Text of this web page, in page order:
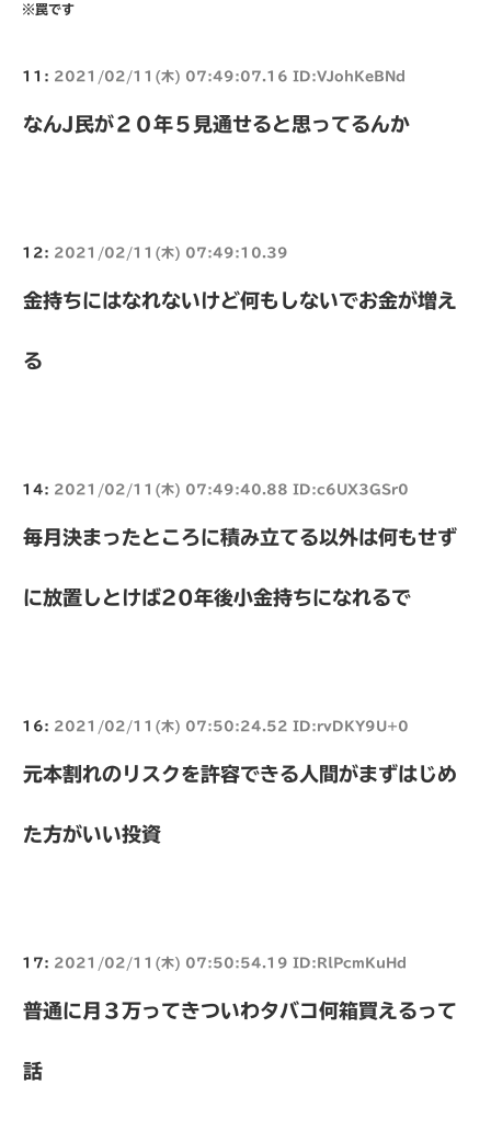
※罠です
11: 2021/02/11(木) 07:49:07.16 ID:VJohKeBNd
なんJ民が２０年５見通せると思ってるんか
12: 2021/02/11(木) 07:49:10.39
金持ちにはなれないけど何もしないでお金が増え
る
14: 2021/02/11(木) 07:49:40.88 ID:c6UX3GSr0
毎月決まったところに積み立てる以外は何もせず
に放置しとけば20年後小金持ちになれるで
16: 2021/02/11(木) 07:50:24.52 ID:rvDKY9U+0
元本割れのリスクを許容できる人間がまずはじめ
た方がいい投資
17: 2021/02/11(木) 07:50:54.19 ID:RlPcmKuHd
普通に月３万ってきついわタバコ何箱買えるって
話